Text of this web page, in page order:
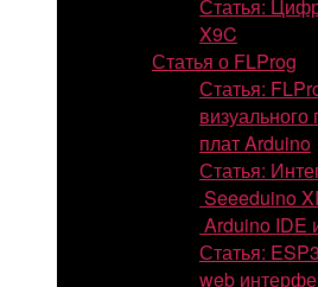
Статья:
X9C
Статья о FLProg
Статья:
плат Arduino
Статья:
Seeeduino
Arduino IDE
Статья:
web